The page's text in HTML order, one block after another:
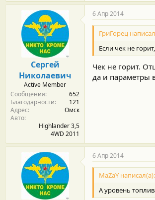
Сергей
Николаевич
Active Member
Сообщения
652
Благодарности
121
Адрес
Омск
Авто
Highlander 3,5
4WD 2011
6 Апр 2014
ГриГорец
Если чек не
Чек не горит.
да и параметры
6 Апр 2014
MaZaY написал(а):
А уровень